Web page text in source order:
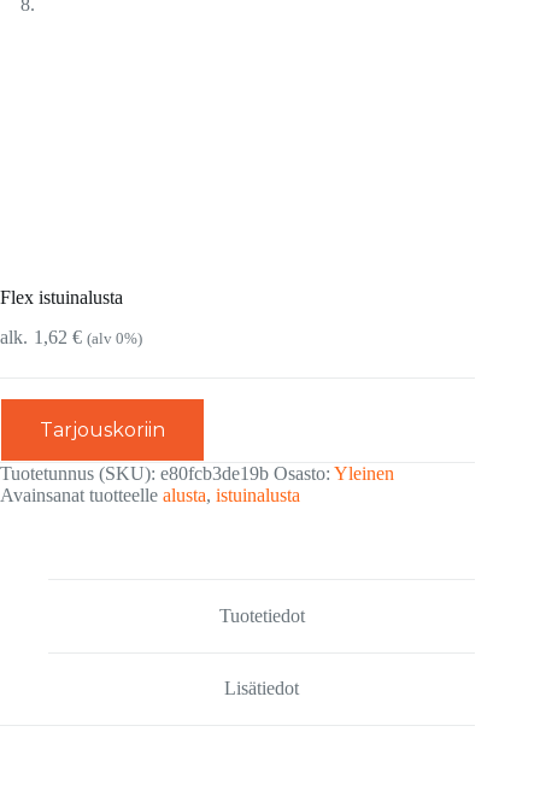
Flex istuinalusta
1,62 € (alv 0%)
Tarjouskoriin
Tuotetunnus (SKU): e80fcb3de19b Osasto: Yleinen
Avainsanat tuotteelle alusta, istuinalusta
Tuotetiedot
Lisätiedot